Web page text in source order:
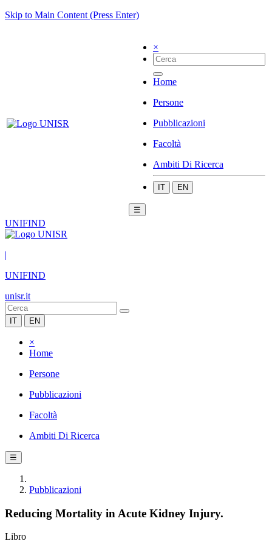
Skip to Main Content (Press Enter)
×
Home
Persone
Pubblicazioni
Facoltà
Ambiti Di Ricerca
IT EN
☰
UNIFIND
|
UNIFIND
unisr.it
IT EN
×
Home
Persone
Pubblicazioni
Facoltà
Ambiti Di Ricerca
☰
Pubblicazioni
Reducing Mortality in Acute Kidney Injury.
Libro